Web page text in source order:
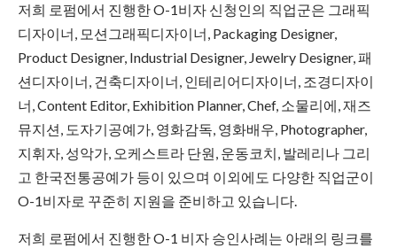
저희 로펌에서 진행한 O-1비자 신청인의 직업군은 그래픽
디자이너, 모션그래픽디자이너, Packaging Designer,
Product Designer, Industrial Designer, Jewelry Designer, 패
션디자이너, 건축디자이너, 인테리어디자이너, 조경디자이
너, Content Editor, Exhibition Planner, Chef, 소물리에, 재즈
뮤지션, 도자기공예가, 영화감독, 영화배우, Photographer,
지휘자, 성악가, 오케스트라 단원, 운동코치, 발레리나 그리
고 한국전통공예가 등이 있으며 이외에도 다양한 직업군이
O-1비자로 꾸준히 지원을 준비하고 있습니다.
저희 로펌에서 진행한 O-1 비자 승인사례는 아래의 링크를